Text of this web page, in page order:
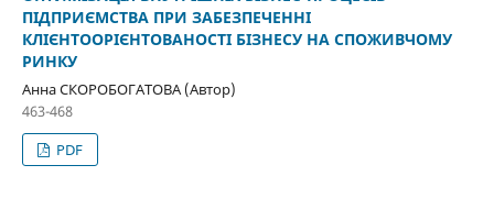
ПІДПРИЄМСТВА ПРИ ЗАБЕЗПЕЧЕННІ
КЛІЄНТООРІЄНТОВАНОСТІ БІЗНЕСУ НА СПОЖИВЧОМУ
РИНКУ
Анна СКОРОБОГАТОВА (Автор)
463-468
PDF